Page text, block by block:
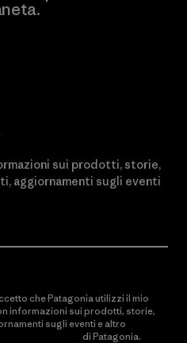
sui prodotti, storie,
aggiornamenti sugli eventi
che Patagonia utilizzi il mio
informazioni sui prodotti, storie,
sugli eventi e altro
di Patagonia.